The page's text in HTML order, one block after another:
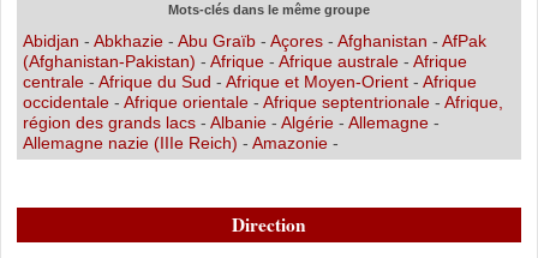
Mots-clés dans le même groupe
Abidjan - Abkhazie- Abu Graïb- Açores- Afghanistan - AfPak
(Afghanistan-Pakistan) - Afrique- Afrique australe- Afrique
centrale - Afrique du Sud - Afrique et Moyen-Orient - Afrique
occidentale - Afrique orientale - Afrique septentrionale - Afrique,
région des grands lacs- Albanie - Algérie - Allemagne -
Allemagne nazie (IIIe Reich) - Amazonie-
Direction